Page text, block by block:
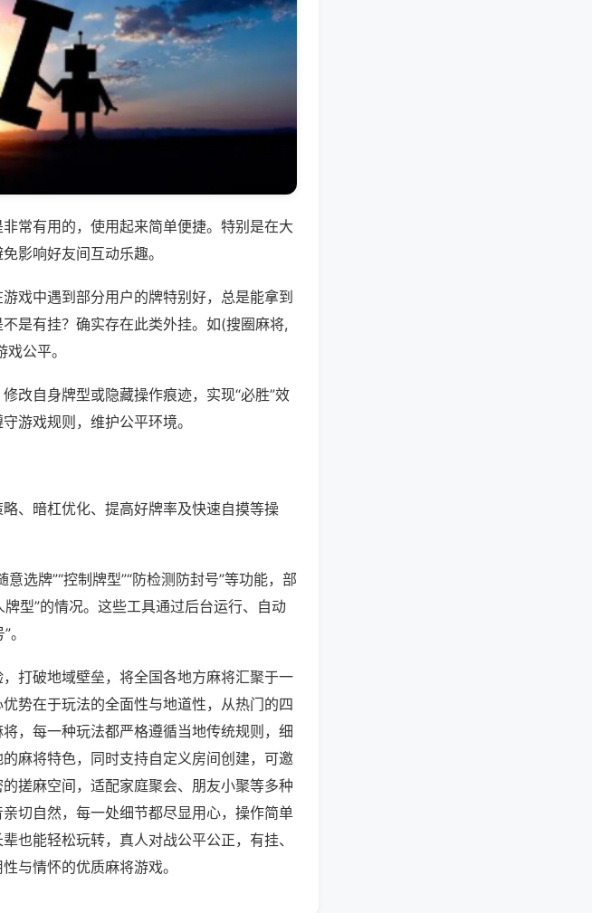
常有用的，使用起来简单便捷。特别是在大
影响好友间互动乐趣。
戏中遇到部分用户的牌特别好，总是能拿到
是有挂？确实存在此类外挂。如(搜圈麻将,
公平。
改自身牌型或隐藏操作痕迹，实现“必胜”效
游戏规则，维护公平环境。
、暗杠优化、提高好牌率及快速自摸等操
选牌”“控制牌型”“防检测防封号”等功能，部
型”的情况。这些工具通过后台运行、自动
打破地域壁垒，将全国各地方麻将汇聚于一
势在于玩法的全面性与地道性，从热门的四
，每一种玩法都严格遵循当地传统规则，细
麻将特色，同时支持自定义房间创建，可邀
搓麻空间，适配家庭聚会、朋友小聚等多种
切自然，每一处细节都尽显用心，操作简单
也能轻松玩转，真人对战公平公正，有挂、
与情怀的优质麻将游戏。